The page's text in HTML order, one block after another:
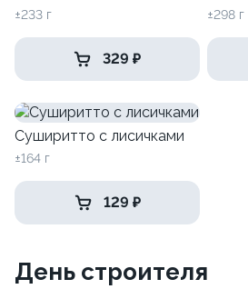
±233 г
329 ₽
±298 г
Суширитто с лисичками
±164 г
129 ₽
День строителя